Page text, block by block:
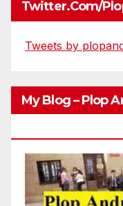
Twitter.com/
Tweets by
My Blog – Plop